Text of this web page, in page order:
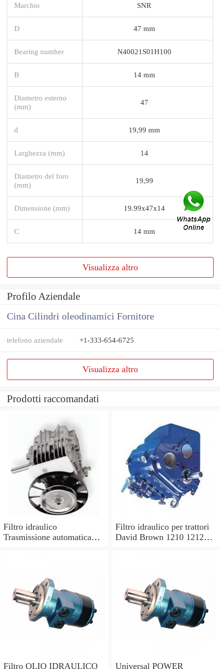
Marchio SNR
D 47 mm
Bearing number N40021S01H100
B 14 mm
Diametro esterno
(mm)
47
d 19,99 mm
Larghezza (mm) 14
Diametro del foro
(mm)
19,99
Dimensione (mm) 19.99x47x14
C 14 mm
Visualizza altro
Profilo Aziendale
Cina Cilindri oleodinamici Fornitore
telefono aziendale +1-333-654-6725
Visualizza altro
Prodotti raccomandati
Filtro idraulico
Trasmissione automatica
Filtro idraulico per trattori
David Brown 1210 1212
Filtro OLIO IDRAULICO Universal POWER